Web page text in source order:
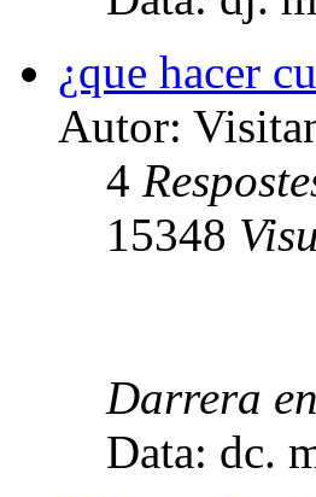
¿que hacer
Autor:
4
15348
Darrera
Data: dc.